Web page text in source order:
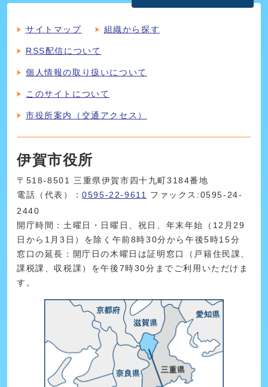
サイトマップ 組織から探す
RSS配信について
個人情報の取り扱いについて
このサイトについて
市役所案内（交通アクセス）
伊賀市役所
〒518-8501 三重県伊賀市四十九町3184番地
電話（代表）：0595-22-9611
ファックス:0595-24-
2440
開庁時間：土曜日・日曜日、祝日、年末年始（12月29
日から1月3日）を除く午前8時30分から午後5時15分
窓口の延長：開庁日の木曜日は証明窓口（戸籍住民課、
課税課、収税課）を午後7時30分までご利用いただけま
す。